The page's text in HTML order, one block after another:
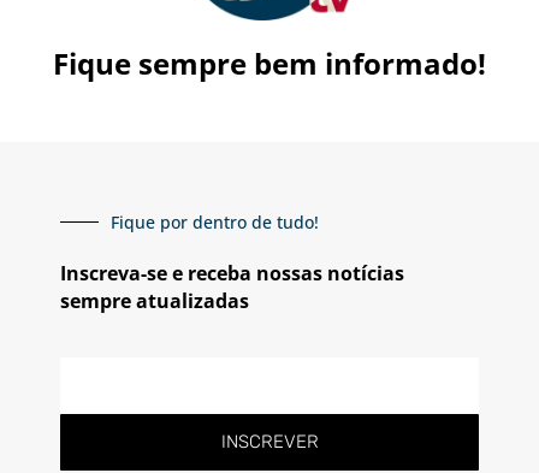
Fique sempre bem informado!
Fique por dentro de tudo!
Inscreva-se e receba nossas notícias
sempre atualizadas
INSCREVER